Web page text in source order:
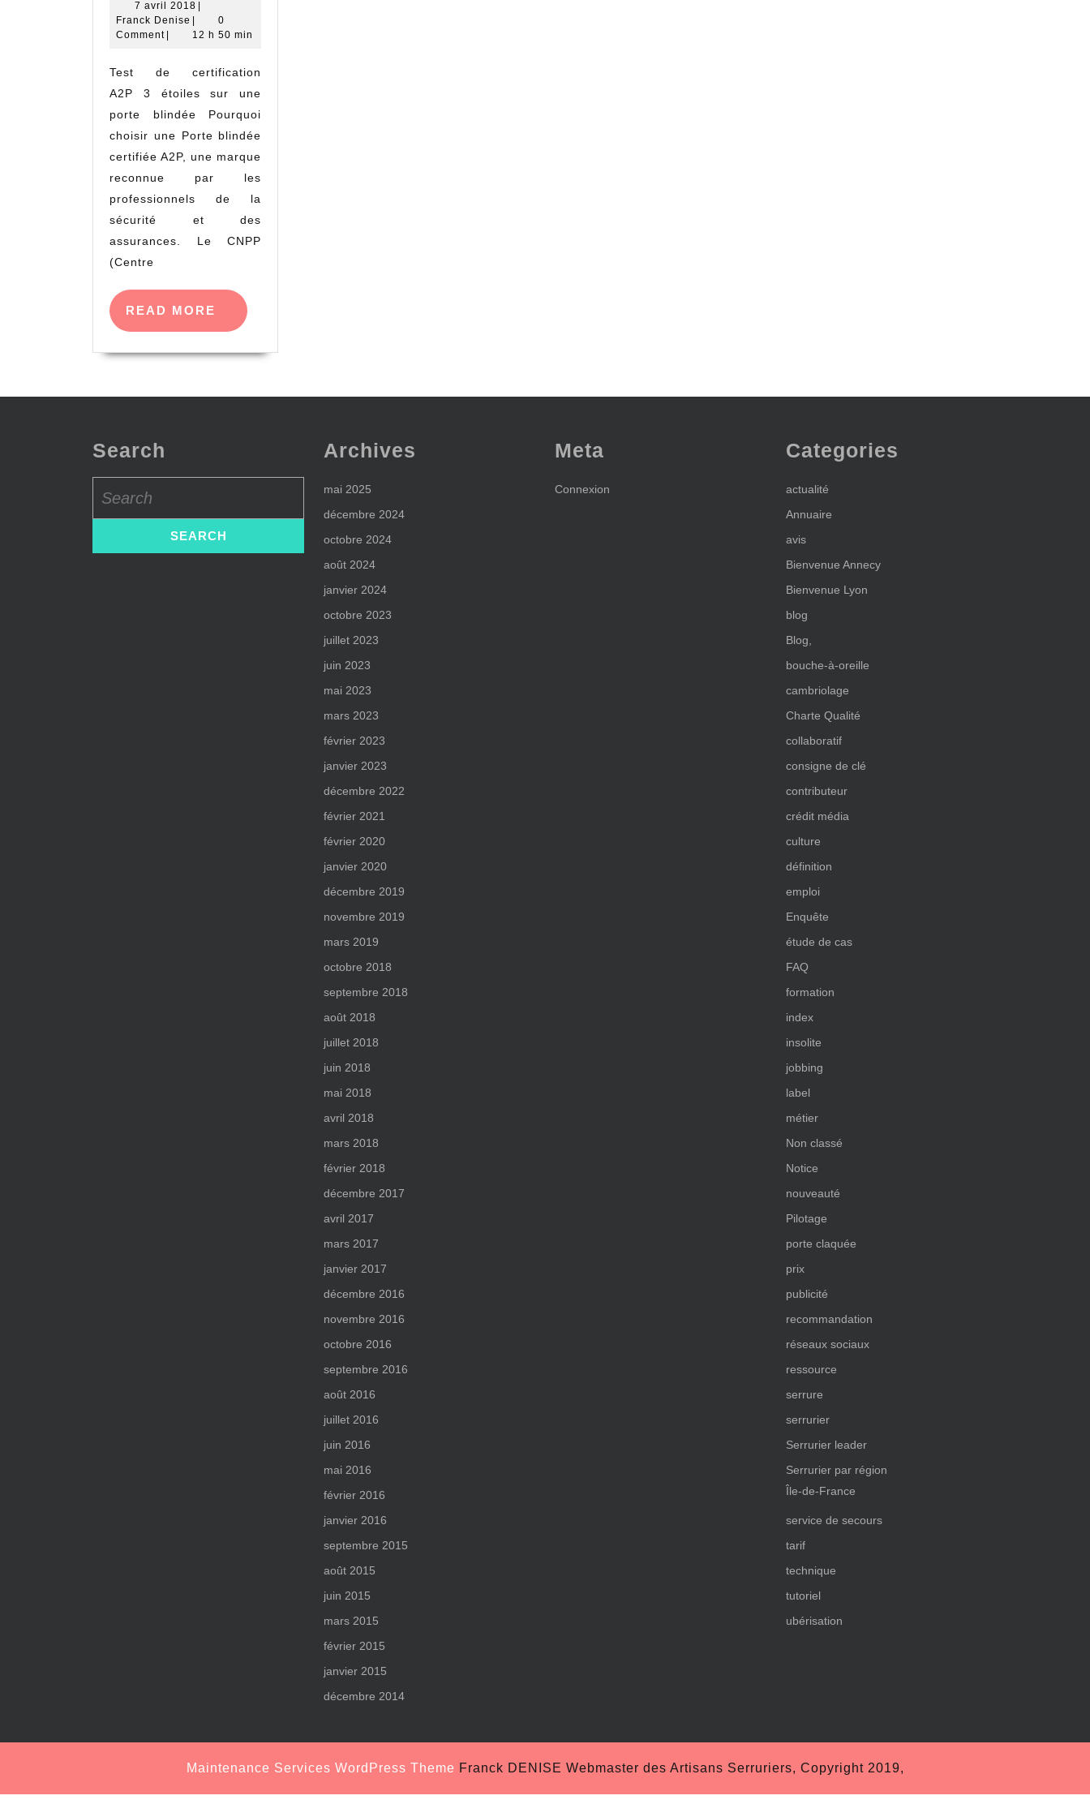
7 avril 2018 7
2018
Franck Denise Franck
Denise
0
Comment
12 h 50 min
Test de certification
A2P 3 étoiles sur une
porte blindée Pourquoi
choisir une Porte blindée
certifiée A2P, une marque
reconnue par les
professionnels de la
sécurité et des
assurances. Le CNPP
(Centre
READ MORE
READ
MORE
Search
for:
Archives
mai 2025
décembre 2024
octobre 2024
août 2024
janvier 2024
octobre 2023
juillet 2023
juin 2023
mai 2023
mars 2023
février 2023
janvier 2023
décembre 2022
février 2021
février 2020
janvier 2020
décembre 2019
novembre 2019
mars 2019
octobre 2018
septembre 2018
août 2018
juillet 2018
juin 2018
mai 2018
avril 2018
mars 2018
février 2018
décembre 2017
avril 2017
mars 2017
janvier 2017
décembre 2016
novembre 2016
octobre 2016
septembre 2016
août 2016
juillet 2016
juin 2016
mai 2016
février 2016
janvier 2016
septembre 2015
août 2015
juin 2015
mars 2015
février 2015
janvier 2015
décembre 2014
Meta
Connexion
Categories
actualité
Annuaire
avis
Bienvenue Annecy
Bienvenue Lyon
blog
Blog,
bouche-à-oreille
cambriolage
Charte Qualité
collaboratif
consigne de clé
contributeur
crédit média
culture
définition
emploi
Enquête
étude de cas
FAQ
formation
index
insolite
jobbing
label
métier
Non classé
Notice
nouveauté
Pilotage
porte claquée
prix
publicité
recommandation
réseaux sociaux
ressource
serrure
serrurier
Serrurier leader
Serrurier par région
Île-de-France
service de secours
tarif
technique
tutoriel
ubérisation
Maintenance Services WordPress Theme Franck DENISE Webmaster des Artisans Serruriers, Copyright 2019,